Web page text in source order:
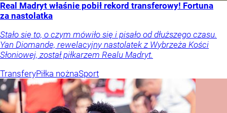
Real Madryt właśnie pobił rekord transferowy! Fortuna
za nastolatka
Stało się to, o czym mówiło się i pisało od dłuższego czasu.
Yan Diomande, rewelacyjny nastolatek z Wybrzeża Kości
Słoniowej, został piłkarzem Realu Madryt.
TransferyPiłka nożnaSport